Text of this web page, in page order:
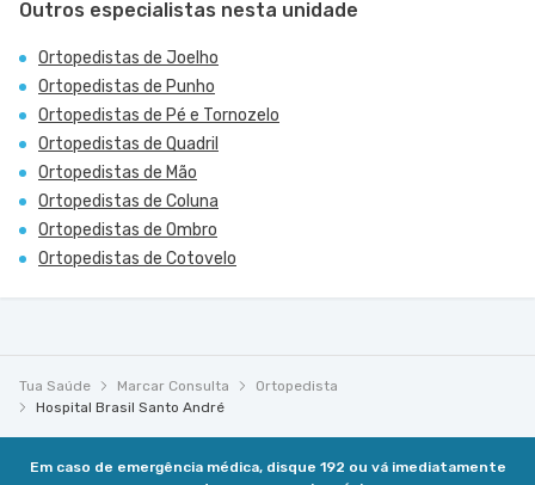
Outros especialistas nesta unidade
Ortopedistas de Joelho
Ortopedistas de Punho
Ortopedistas de Pé e Tornozelo
Ortopedistas de Quadril
Ortopedistas de Mão
Ortopedistas de Coluna
Ortopedistas de Ombro
Ortopedistas de Cotovelo
Tua Saúde Marcar Consulta
Ortopedista
Hospital Brasil Santo André
Em caso de emergência médica, disque 192 ou vá imediatamente